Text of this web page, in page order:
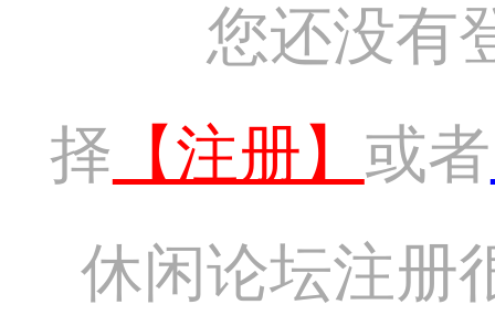
您还没有
择 【注册】 或者
休闲论坛注册